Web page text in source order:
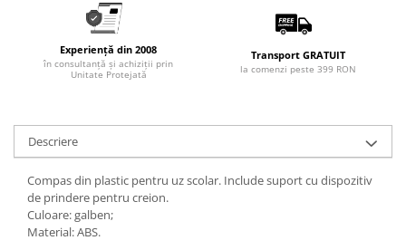
Ascutitori, radiere, agrafe
Foarfece pentru birou
Curatenie si igiena
Articole pentru baie
Articole pentru bucatarie
Maturi, mopuri si galeti
Hartie igienica, prosoape hartie si
dispensere
Experiență din 2008
în consultanță și achiziții prin
Unitate Protejată
Transport GRATUIT
la comenzi peste 399 RON
Descriere
Compas din plastic pentru uz scolar. Include suport cu dispozitiv
de prindere pentru creion.
Culoare: galben;
Material: ABS.